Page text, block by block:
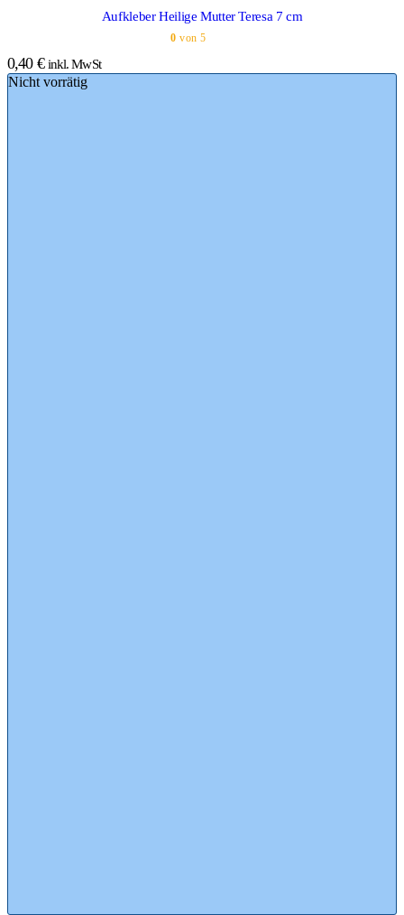
Aufkleber Heilige Mutter Teresa 7 cm
0 von 5
0,40 € inkl. MwSt
Nicht vorrätig